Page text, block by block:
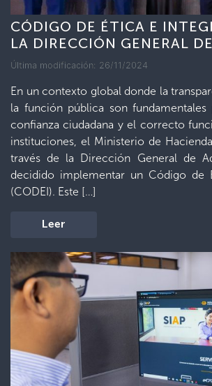
CÓDIGO DE ÉTICA E
LA DIRECCIÓN GENERAL
Última modificación: 26/11/2024
En un contexto global donde la
la función pública son fundamentales
confianza ciudadana y el correcto
instituciones, el Ministerio de
través de la Dirección General de
decidido implementar un Código de
(CODEI). Este […]
Leer